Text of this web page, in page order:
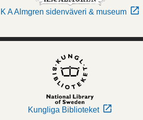
K A Almgren sidenväveri & museum
Kungliga Biblioteket